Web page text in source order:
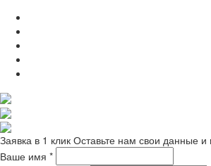
Заявка в 1 клик Оставьте нам свои данные
Ваше имя *